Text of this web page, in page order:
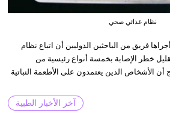
نظام غذائي صحي
فريق من الباحثين الدوليين أن اتباع نظام
خطر الإصابة بخمسة أنواع رئيسية من
الأشخاص الذين يعتمدون على الأطعمة النباتية
آخر الأخبار الطبية